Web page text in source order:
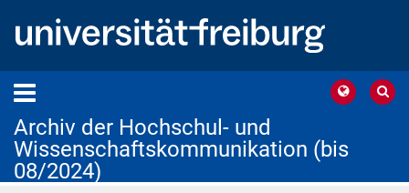
Archiv der Hochschul- und
Wissenschaftskommunikation (bis
08/2024)